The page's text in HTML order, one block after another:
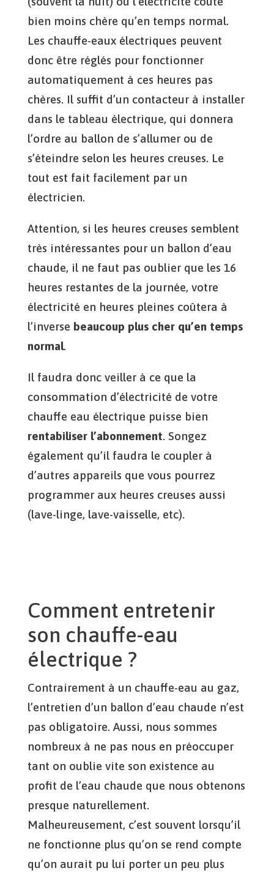
bien moins chère qu’en temps normal.
Les chauffe-eaux électriques peuvent
donc être réglés pour fonctionner
automatiquement à ces heures pas
chères. Il suffit d’un contacteur à installer
dans le tableau électrique, qui donnera
l’ordre au ballon de s’allumer ou de
s’éteindre selon les heures creuses. Le
tout est fait facilement par un
électricien.
Attention, si les heures creuses semblent
très intéressantes pour un ballon d’eau
chaude, il ne faut pas oublier que les 16
heures restantes de la journée, votre
électricité en heures pleines coûtera à
l’inverse beaucoup plus cher qu’en temps
normal.
Il faudra donc veiller à ce que la
consommation d’électricité de votre
chauffe eau électrique puisse bien
rentabiliser l’abonnement. Songez
également qu’il faudra le coupler à
d’autres appareils que vous pourrez
programmer aux heures creuses aussi
(lave-linge, lave-vaisselle, etc).
Comment entretenir
son chauffe-eau
électrique ?
Contrairement à un chauffe-eau au gaz,
l’entretien d’un ballon d’eau chaude n’est
pas obligatoire. Aussi, nous sommes
nombreux à ne pas nous en préoccuper
tant on oublie vite son existence au
profit de l’eau chaude que nous obtenons
presque naturellement.
Malheureusement, c’est souvent lorsqu’il
ne fonctionne plus qu’on se rend compte
qu’on aurait pu lui porter un peu plus